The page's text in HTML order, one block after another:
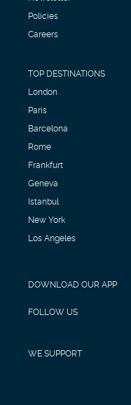
Policies
Careers
TOP DESTINATIONS
London
Paris
Barcelona
Rome
Frankfurt
Geneva
Istanbul
New York
Los Angeles
DOWNLOAD OUR APP
FOLLOW US
WE SUPPORT